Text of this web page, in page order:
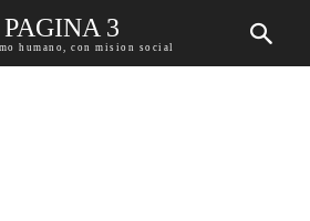
PAGINA 3
humano, con mision social